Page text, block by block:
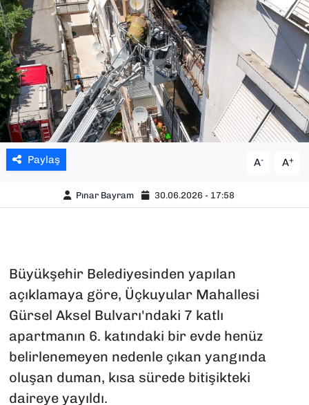
Paylaş A- A+
Pınar Bayram 30.06.2026 - 17:58
Büyükşehir Belediyesinden yapılan
açıklamaya göre, Üçkuyular Mahallesi
Gürsel Aksel Bulvarı'ndaki 7 katlı
apartmanın 6. katındaki bir evde henüz
belirlenemeyen nedenle çıkan yangında
oluşan duman, kısa sürede bitişikteki
daireye yayıldı.
SAĞLIK
SPOR
TEKNOLOJİ
YAŞAM
YEREL YÖNETİMLER